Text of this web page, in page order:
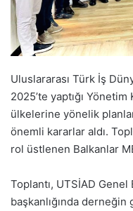
Uluslararası Türk İş
2025’te yaptığı
ülkelerine yönelik
önemli kararlar aldı.
rol üstlenen Balkanlar
Toplantı, UTSİAD Genel
başkanlığında